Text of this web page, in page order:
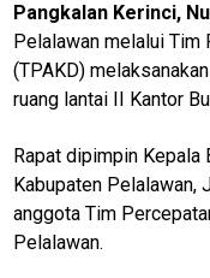
Pangkalan Kerinci,
Pelalawan melalui Tim
(TPAKD)
ruang lantai II Kantor
Rapat dipimpin Kepala
Kabupaten Pelalawan,
anggota Tim
Pelalawan.